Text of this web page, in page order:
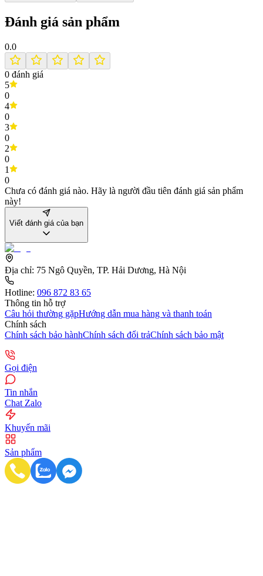
Đánh giá sản phẩm
0.0
0 đánh giá
5
0
4
0
3
0
2
0
1
0
Chưa có đánh giá nào. Hãy là người đầu tiên đánh giá sản phẩm
này!
Viết đánh giá của bạn
Địa chỉ: 75 Ngô Quyền, TP. Hải Dương, Hà Nội
Hotline: 096 872 83 65
Thông tin hỗ trợ
Câu hỏi thường gặpHướng dẫn mua hàng và thanh toán
Chính sách
Chính sách bảo hànhChính sách đổi trảChính sách bảo mật
Gọi điện
Tin nhắn
Chat Zalo
Khuyến mãi
Sản phẩm